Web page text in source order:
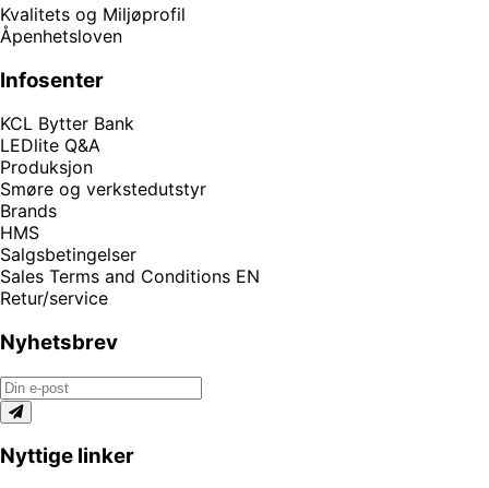
Kvalitets og Miljøprofil
Åpenhetsloven
Infosenter
KCL Bytter Bank
LEDlite Q&A
Produksjon
Smøre og verkstedutstyr
Brands
HMS
Salgsbetingelser
Sales Terms and Conditions EN
Retur/service
Nyhetsbrev
Nyttige linker